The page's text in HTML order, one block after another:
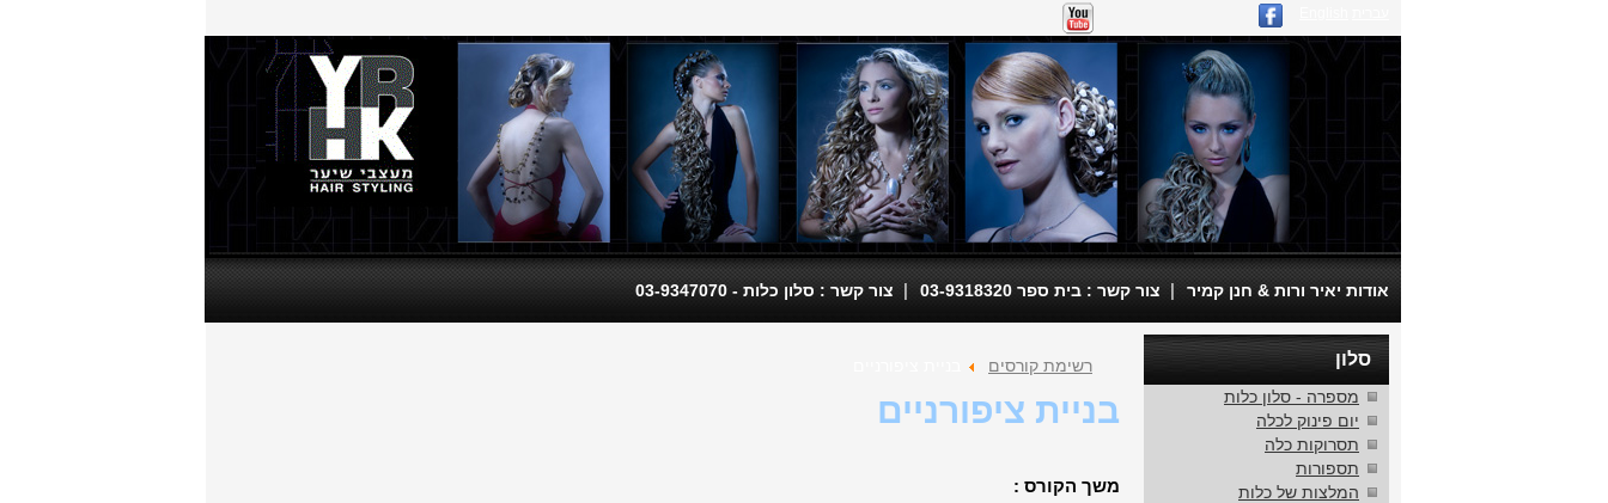
אודות יאיר ורות & חנן קמיר | צור קשר : בית ספר 03-9318320 | צור קשר : סלון כלות - 03-9347070
סלון
מספרה - סלון כלות
יום פינוק לכלה
תסרוקות כלה
תספורות
המלצות של כלות
רשימת קורסים
בניית ציפורניים
משך הקורס :